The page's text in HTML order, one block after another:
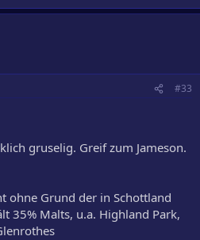
#33
gruselig. Greif zum Jameson.
ohne Grund der in Schottland
35% Malts, u.a. Highland Park,